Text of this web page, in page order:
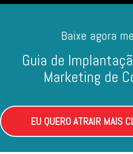
Baixe agora
Guia de
Marketing de
EU QUERO ATRAIR MAIS